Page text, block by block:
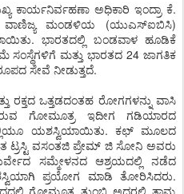
ಕಾರ್ಯನಿರ್ವಹಣಾ ಅಧಿಕಾರಿ ಇಂದ್ರಾ ಕೆ.
ಮಂಡಳಿಯ (ಯುಎಸ್ಐಬಿಸಿ)
ಭಾರತದಲ್ಲಿ ಬಂಡವಾಳ ಹೂಡಿಕೆ
ಮತ್ತು ಭಾರತದ 24 ಜಾಗತಿಕ
ಸೇವೆ ನೀಡುತ್ತದೆ.
ರಕ್ತದ ಒತ್ತಡದಂತಹ ರೋಗಗಳನ್ನು ವಾಸಿ
ಗೋಮೂತ್ರ ಇದೀಗ ಗಡಿಯಾರದ
ಯಶಸ್ವಿಯಾಯಿತು. ಕಛ್ ಮೂಲದ
ವಸಂತಜಿ ಪ್ರೇಮ್ ಜಿ ಸೋನಿ ಅವರು
ಸಮ್ಮೇಳನದ ಆಶ್ರಯದಲ್ಲಿ ನಡೆದ
ಪ್ರಯೋಗ ಮಾಡಿ ತೋರಿಸಿದರು.
ಗೋಮೂತ್ರ ತುಂಬಿ ಅದರಲ್ಲಿ ತಾಮ್ರ